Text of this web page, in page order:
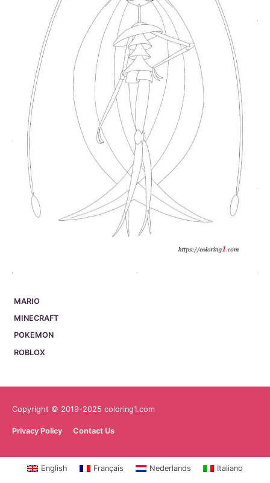
MARIO
MINECRAFT
POKEMON
ROBLOX
Copyright © 2019-2025 coloring1.com
Privacy Policy Contact Us
English Français Nederlands Italiano